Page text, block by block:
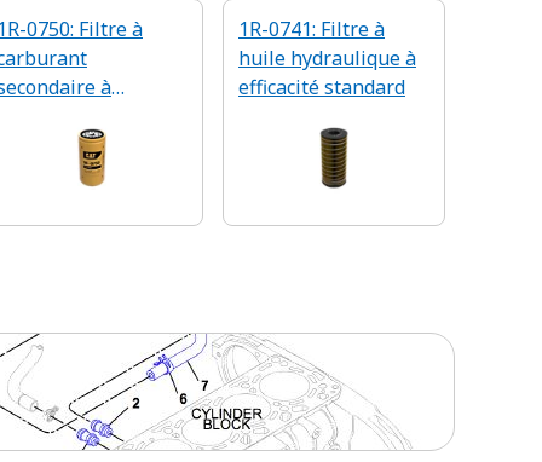
0750: Filtre à
à
1R-0741: Filtre à
huile hydraulique à
efficacité standard